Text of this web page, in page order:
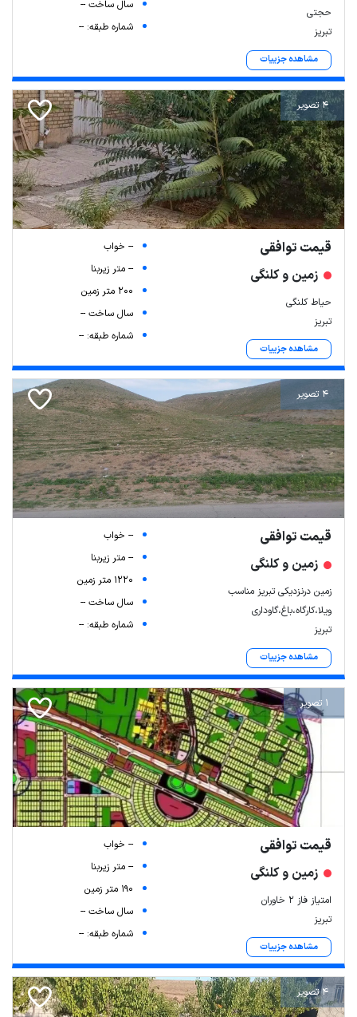
حجتی
تبریز
مشاهده جزییات
سال ساخت --
شماره طبقه: --
4 تصویر
قیمت توافقی
زمین و کلنگی
حیاط کلنگی
تبریز
مشاهده جزییات
-- خواب
-- متر زیربنا
200 متر زمین
سال ساخت --
شماره طبقه: --
4 تصویر
قیمت توافقی
زمین و کلنگی
زمین درنزدیکی تبریز مناسب
ویلا،کارگاه،باغ،گاوداری‌
تبریز
مشاهده جزییات
-- خواب
-- متر زیربنا
1220 متر زمین
سال ساخت --
شماره طبقه: --
1 تصویر
قیمت توافقی
زمین و کلنگی
امتیاز فاز ۲ خاوران
تبریز
مشاهده جزییات
-- خواب
-- متر زیربنا
190 متر زمین
سال ساخت --
شماره طبقه: --
4 تصویر